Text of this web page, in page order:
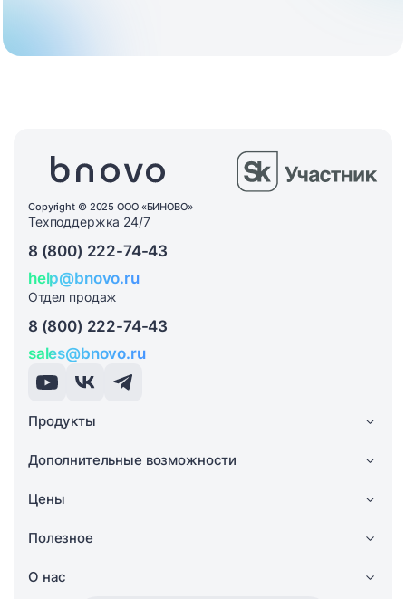
Copyright © 2025 ООО «БИНОВО»
Техподдержка 24/7
8 (800) 222-74-43
help@bnovo.ru
Отдел продаж
8 (800) 222-74-43
sales@bnovo.ru
Продукты
Дополнительные возможности
Цены
Полезное
О нас